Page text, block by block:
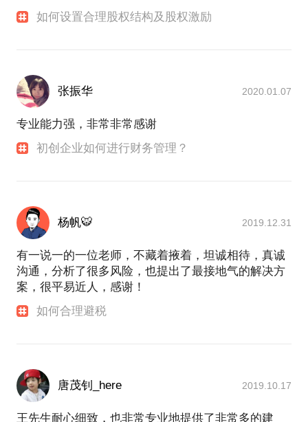
如何设置合理股权结构及股权激励
张振华 2020.01.07
专业能力强，非常非常感谢
初创企业如何进行财务管理？
杨帆🐯 2019.12.31
有一说一的一位老师，不藏着掖着，坦诚相待，真诚
沟通，分析了很多风险，也提出了最接地气的解决方
案，很平易近人，感谢！
如何合理避税
唐茂钊_here 2019.10.17
王先生耐心细致，也非常专业地提供了非常多的建